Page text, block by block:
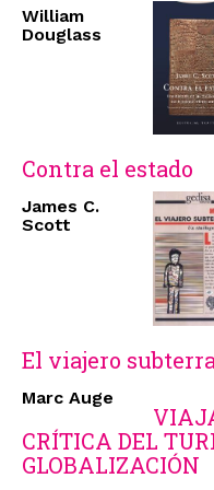
William
Douglass
Contra el estado
James C.
Scott
El viajero
Marc Auge
CRÍTICA DEL
GLOBALIZACIÓN